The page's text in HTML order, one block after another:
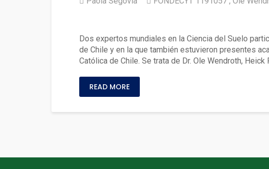
Dos expertos mundiales en la Ciencia del Suelo
de Chile y en la que también estuvieron presentes
Católica de Chile. Se trata de Dr. Ole Wendroth,
READ MORE